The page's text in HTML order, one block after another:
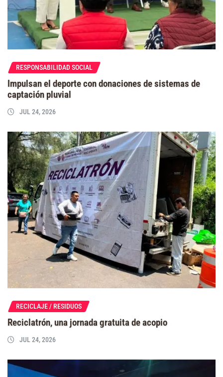
RESPONSABILIDAD SOCIAL
Impulsan el deporte con donaciones de sistemas de
captación pluvial
JUL 24, 2026
RECICLAJE / RESIDUOS
Reciclatrón, una jornada gratuita de acopio
JUL 24, 2026